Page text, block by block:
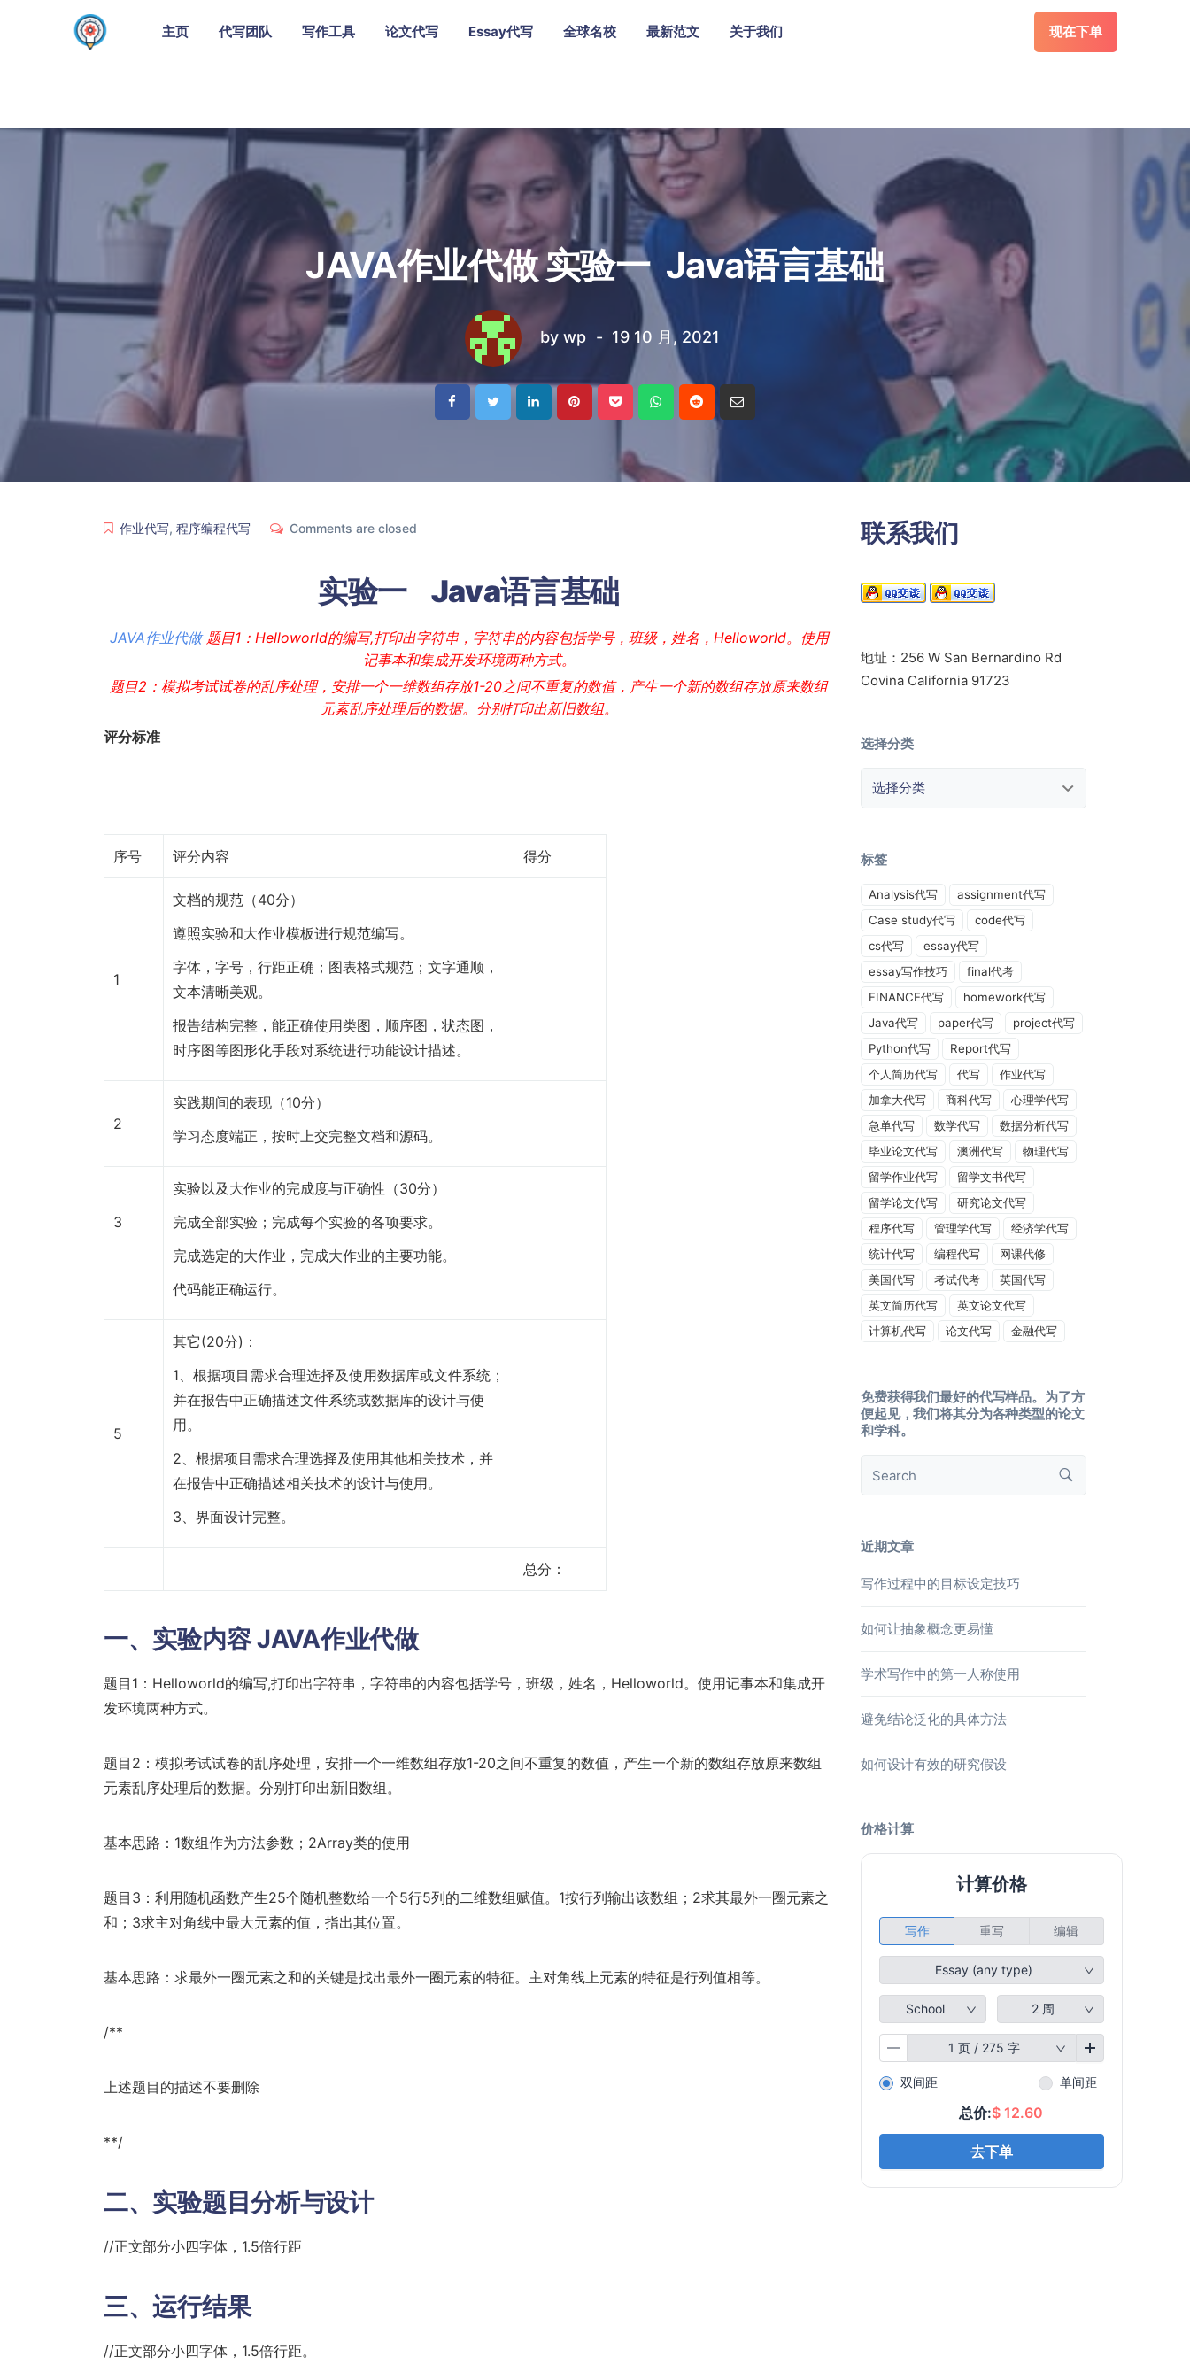
主页 代写团队 写作工具 论文代写 Essay代写 全球名校 最新范文 关于我们 现在下单
JAVA作业代做 实验一 Java语言基础
by wp 19 10 月, 2021
作业代写, 程序编程代写 Comments are closed
实验一 Java语言基础
JAVA作业代做题目1：Helloworld的编写,打印出字符串，字符串的内容包括学号，班级，姓名，Helloworld。使用
记事本和集成开发环境两种方式。
题目2：模拟考试试卷的乱序处理，安排一个一维数组存放1-20之间不重复的数值，产生一个新的数组存放原来数组
元素乱序处理后的数据。分别打印出新旧数组。
评分标准
序号 评分内容 得分
1
文档的规范（40分）
遵照实验和大作业模板进行规范编写。
字体，字号，行距正确；图表格式规范；文字通顺，
文本清晰美观。
报告结构完整，能正确使用类图，顺序图，状态图，
时序图等图形化手段对系统进行功能设计描述。
2
实践期间的表现（10分）
学习态度端正，按时上交完整文档和源码。
3
实验以及大作业的完成度与正确性（30分）
完成全部实验；完成每个实验的各项要求。
完成选定的大作业，完成大作业的主要功能。
代码能正确运行。
5
其它(20分)：
1、根据项目需求合理选择及使用数据库或文件系统；
并在报告中正确描述文件系统或数据库的设计与使
用。
2、根据项目需求合理选择及使用其他相关技术，并
在报告中正确描述相关技术的设计与使用。
3、界面设计完整。
总分：
一、实验内容JAVA作业代做
题目1：Helloworld的编写,打印出字符串，字符串的内容包括学号，班级，姓名，Helloworld。使用记事本和集成开
发环境两种方式。
题目2：模拟考试试卷的乱序处理，安排一个一维数组存放1-20之间不重复的数值，产生一个新的数组存放原来数组
元素乱序处理后的数据。分别打印出新旧数组。
基本思路：1数组作为方法参数；2Array类的使用
题目3：利用随机函数产生25个随机整数给一个5行5列的二维数组赋值。1按行列输出该数组；2求其最外一圈元素之
和；3求主对角线中最大元素的值，指出其位置。
基本思路：求最外一圈元素之和的关键是找出最外一圈元素的特征。主对角线上元素的特征是行列值相等。
/**
上述题目的描述不要删除
**/
二、实验题目分析与设计
//正文部分小四字体，1.5倍行距
三、运行结果
//正文部分小四字体，1.5倍行距。
联系我们
地址：256 W San Bernardino Rd
Covina California 91723
选择分类
标签
Analysis代写
assignment代写
Case study代写
code代写
cs代写
essay代写
essay写作技巧
final代考
FINANCE代写
homework代写
Java代写
paper代写
project代写
Python代写
Report代写
个人简历代写
代写
作业代写
加拿大代写
商科代写
心理学代写
急单代写
数学代写
数据分析代写
毕业论文代写
澳洲代写
物理代写
留学作业代写
留学文书代写
留学论文代写
研究论文代写
程序代写
管理学代写
经济学代写
统计代写
编程代写
网课代修
美国代写
考试代考
英国代写
英文简历代写
英文论文代写
计算机代写
论文代写 金融代写
免费获得我们最好的代写样品。为了方
便起见，我们将其分为各种类型的论文
和学科。
近期文章
写作过程中的目标设定技巧
如何让抽象概念更易懂
学术写作中的第一人称使用
避免结论泛化的具体方法
如何设计有效的研究假设
价格计算